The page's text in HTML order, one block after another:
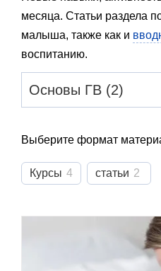
месяца. Статьи раздела
малыша, также как и
воспитанию.
Выберите формат
Курсы 4 статьи 2